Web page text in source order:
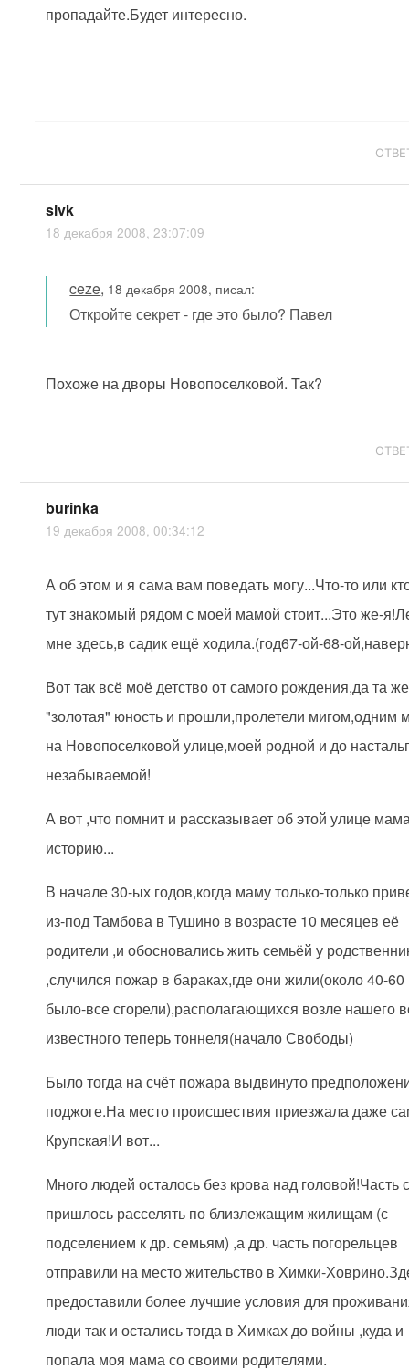
пропадайте.Будет интересно.
slvk
18 декабря 2008, 23:07:09
ceze, 18 декабря 2008, писал:
Откройте секрет - где это было? Павел
Похоже на дворы Новопоселковой. Так?
burinka
19 декабря 2008, 00:34:12
А об этом и я сама вам поведать могу...Что-то или
тут знакомый рядом с моей мамой стоит...Это же-
мне здесь,в садик ещё ходила.(год67-ой-68-
Вот так всё моё детство от самого рождения,да та
"золотая" юность и прошли,пролетели мигом,одним
на Новопоселковой улице,моей родной и до
незабываемой!
А вот ,что помнит и рассказывает об этой улице
историю...
В начале 30-ых годов,когда маму только-только
из-под Тамбова в Тушино в возрасте 10 месяцев её
родители ,и обосновались жить семьёй у
,случился пожар в бараках,где они жили(около 40-60
было-все сгорели),располагающихся возле нашего
известного теперь тоннеля(начало Свободы)
Было тогда на счёт пожара выдвинуто
поджоге.На место происшествия приезжала даже
Крупская!И вот...
Много людей осталось без крова над головой!Часть
пришлось расселять по близлежащим жилищам (с
подселением к др. семьям) ,а др. часть погорельцев
отправили на место жительство в Химки-
предоставили более лучшие условия для
люди так и остались тогда в Химках до войны ,куда и
попала моя мама со своими родителями.